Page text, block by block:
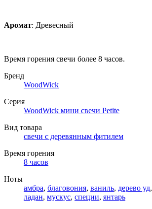
Аромат: Древесный
Время горения свечи более 8 часов.
Бренд
WoodWick
Серия
WoodWick мини свечи Petite
Вид товара
свечи с деревянным фитилем
Время горения
8 часов
Ноты
амбра, благовония, ваниль, дерево уд,
ладан, мускус, специи, янтарь